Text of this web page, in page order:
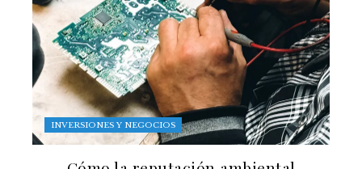
INVERSIONES Y NEGOCIOS